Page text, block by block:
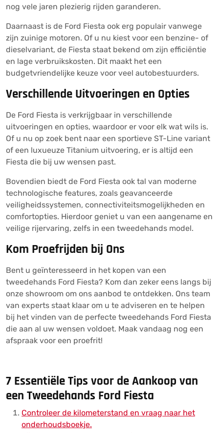
nog vele jaren plezierig rijden garanderen.
Daarnaast is de Ford Fiesta ook erg populair vanwege
zijn zuinige motoren. Of u nu kiest voor een benzine- of
dieselvariant, de Fiesta staat bekend om zijn efficiëntie
en lage verbruikskosten. Dit maakt het een
budgetvriendelijke keuze voor veel autobestuurders.
Verschillende Uitvoeringen en Opties
De Ford Fiesta is verkrijgbaar in verschillende
uitvoeringen en opties, waardoor er voor elk wat wils is.
Of u nu op zoek bent naar een sportieve ST-Line variant
of een luxueuze Titanium uitvoering, er is altijd een
Fiesta die bij uw wensen past.
Bovendien biedt de Ford Fiesta ook tal van moderne
technologische features, zoals geavanceerde
veiligheidssystemen, connectiviteitsmogelijkheden en
comfortopties. Hierdoor geniet u van een aangename en
veilige rijervaring, zelfs in een tweedehands model.
Kom Proefrijden bij Ons
Bent u geïnteresseerd in het kopen van een
tweedehands Ford Fiesta? Kom dan zeker eens langs bij
onze showroom om ons aanbod te ontdekken. Ons team
van experts staat klaar om u te adviseren en te helpen
bij het vinden van de perfecte tweedehands Ford Fiesta
die aan al uw wensen voldoet. Maak vandaag nog een
afspraak voor een proefrit!
7 Essentiële Tips voor de Aankoop van
een Tweedehands Ford Fiesta
Controleer de kilometerstand en vraag naar het
onderhoudsboekje.